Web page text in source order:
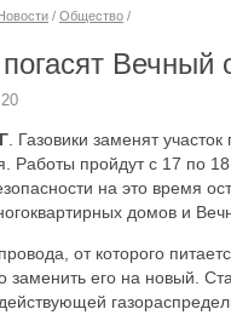
/ Общество /
Вечный
. Газовики заменят
Работы пройдут с 17 по
на это время
домов и
от которого
заменить его на новый.